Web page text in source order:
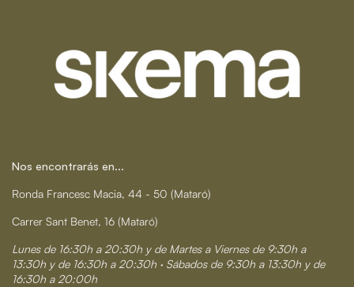
Nos encontrarás en...
Ronda Francesc Macia, 44 - 50 (Mataró)
Carrer Sant Benet, 16 (Mataró)
Lunes de 16:30h a 20:30h y de Martes a Viernes de 9:30h a
13:30h y de 16:30h a 20:30h · Sábados de 9:30h a 13:30h y de
16:30h a 20:00h